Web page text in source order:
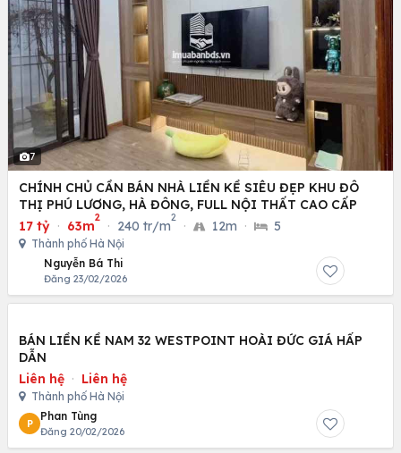
7
CHÍNH CHỦ CẦN BÁN NHÀ LIỀN KỀ SIÊU ĐẸP KHU ĐÔ
THỊ PHÚ LƯƠNG, HÀ ĐÔNG, FULL NỘI THẤT CAO CẤP
17 tỷ · 63m
2
· 240 tr/m
2
· 12m · 5
Thành phố Hà Nội
Nguyễn Bá Thi
Đăng 23/02/2026
BÁN LIỀN KỀ NAM 32 WESTPOINT HOÀI ĐỨC GIÁ HẤP
DẪN
Liên hệ · Liên hệ
Thành phố Hà Nội
P
Phan Tùng
Đăng 20/02/2026